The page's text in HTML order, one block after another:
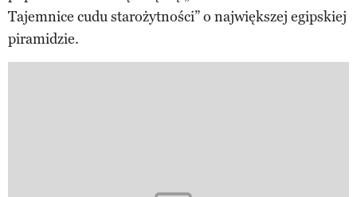
Tajemnice cudu starożytności” o największej egipskiej
piramidzie.